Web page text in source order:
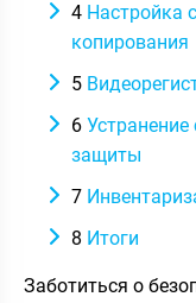
4 Настройка
копирования
5
6
защиты
7
8 Итоги
Заботиться о